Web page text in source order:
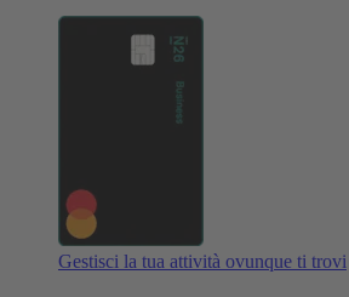
Gestisci la tua attività ovunque ti trovi